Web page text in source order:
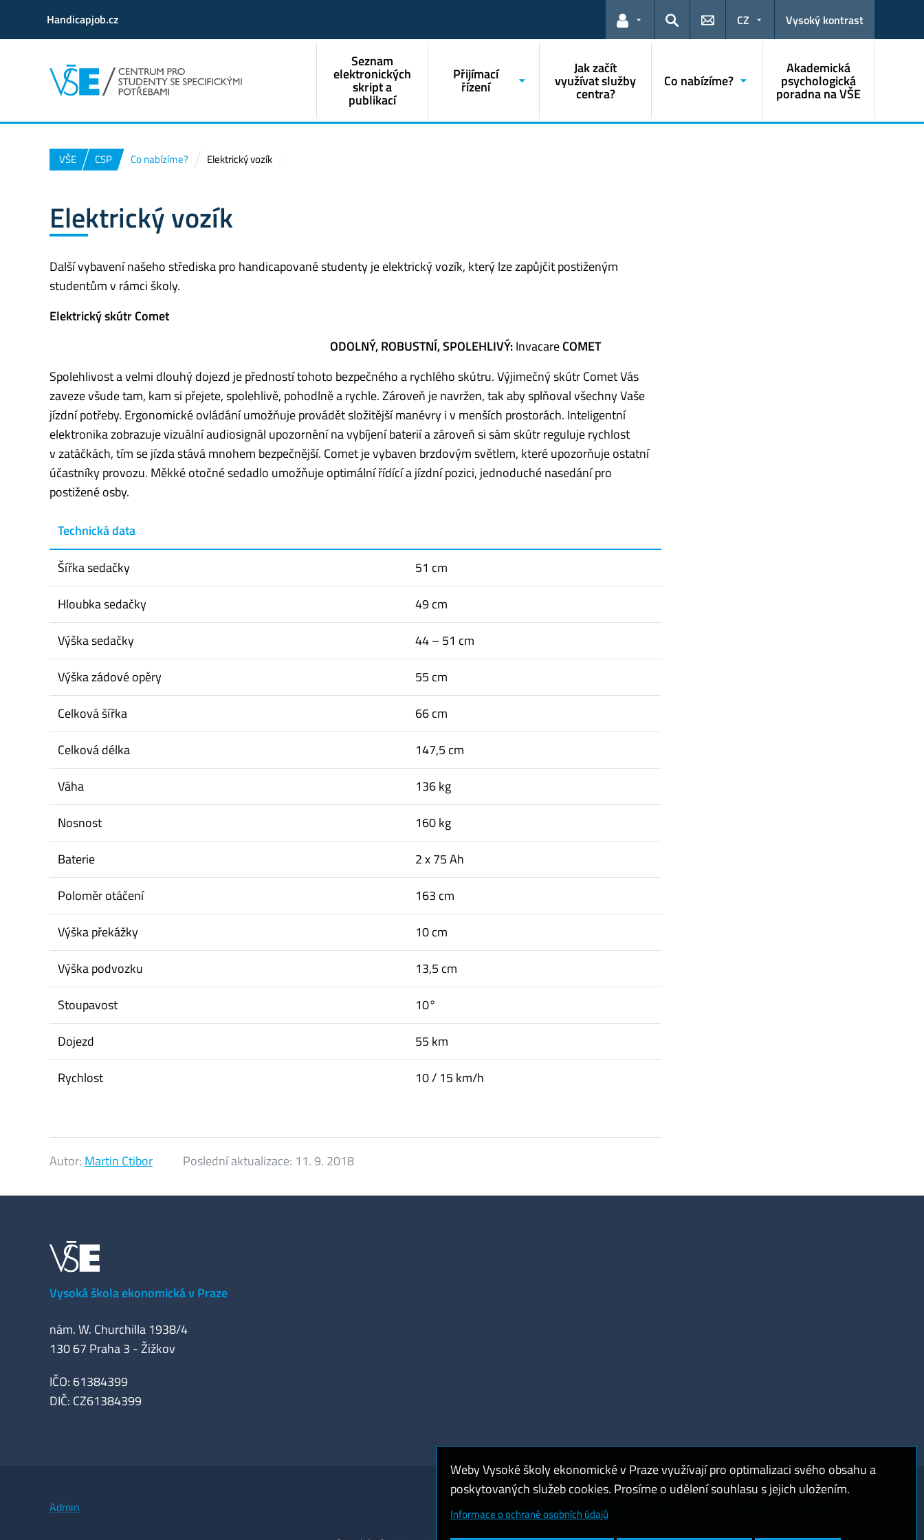
Handicapjob.cz
Odkazy pro uživatele
Hledat
CZ Vysoký kontrast
Seznam
elektronických
skript a
publikací
Přijímací
řízení
Jak začít
využívat služby
centra?
Co nabízíme?
Akademická
psychologická
poradna na VŠE
VŠE CSP Co nabízíme? Elektrický vozík
Elektrický vozík
Další vybavení našeho střediska pro handicapované studenty je elektrický vozík, který lze zapůjčit postiženým
studentům v rámci školy.
Elektrický skútr Comet
ODOLNÝ, ROBUSTNÍ, SPOLEHLIVÝ:InvacareCOMET
Spolehlivost a velmi dlouhý dojezd je předností tohoto bezpečného a rychlého skútru. Výjimečný skútr Comet Vás
zaveze všude tam, kam si přejete, spolehlivě, pohodlně a rychle. Zároveň je navržen, tak aby splňoval všechny Vaše
jízdní potřeby. Ergonomické ovládání umožňuje provádět složitější manévry i v menších prostorách. Inteligentní
elektronika zobrazuje vizuální audiosignál upozornění na vybíjení baterií a zároveň si sám skútr reguluje rychlost
v zatáčkách, tím se jízda stává mnohem bezpečnější. Comet je vybaven brzdovým světlem, které upozorňuje ostatní
účastníky provozu. Měkké otočné sedadlo umožňuje optimální řídící a jízdní pozici, jednoduché nasedání pro
postižené osby.
Technická data
Šířka sedačky
51 cm
Hloubka sedačky
49 cm
Výška sedačky
44 – 51 cm
Výška zádové opěry
55 cm
Celková šířka
66 cm
Celková délka
147,5 cm
Váha
136 kg
Nosnost
160 kg
Baterie
2 x 75 Ah
Poloměr otáčení
163 cm
Výška překážky
10 cm
Výška podvozku
13,5 cm
Stoupavost
10°
Dojezd
55 km
Rychlost
10 / 15 km/h
Autor: Martin Ctibor Poslední aktualizace: 11. 9. 2018
Vysoká škola ekonomická v Praze
nám. W. Churchilla 1938/4
130 67 Praha 3 - Žižkov
IČO: 61384399
DIČ: CZ61384399
Admin Cookies a ochrana osobních údajů
Weby Vysoké školy ekonomické v Praze využívají pro optimalizaci svého obsahu a
poskytovaných služeb cookies. Prosíme o udělení souhlasu s jejich uložením.
Informace o ochraně osobních údajů